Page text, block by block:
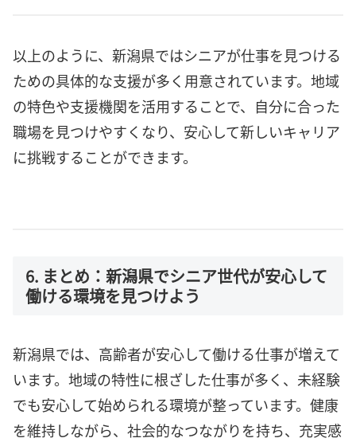
以上のように、新潟県ではシニアが仕事を見つける
ための具体的な支援が多く用意されています。地域
の特色や支援機関を活用することで、自分に合った
職場を見つけやすくなり、安心して新しいキャリア
に挑戦することができます。
6. まとめ：新潟県でシニア世代が安心して
働ける環境を見つけよう
新潟県では、高齢者が安心して働ける仕事が増えて
います。地域の特性に根ざした仕事が多く、未経験
でも安心して始められる環境が整っています。健康
を維持しながら、社会的なつながりを持ち、充実感